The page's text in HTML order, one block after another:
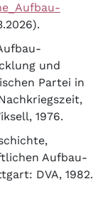
und
Partei in
1976.
Aufbau-
DVA, 1982.